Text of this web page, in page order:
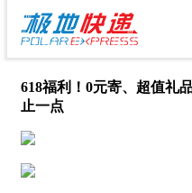
618福利！0元寄、超值礼
止一点